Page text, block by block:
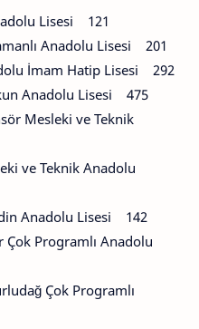
Lisesi 121
Anadolu Lisesi 201
İmam Hatip Lisesi 292
Anadolu Lisesi 475
Mesleki ve Teknik
ve Teknik Anadolu
Anadolu Lisesi 142
Programlı Anadolu
Çok Programlı